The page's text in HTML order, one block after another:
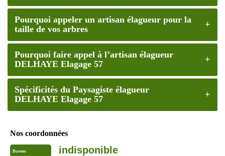
Pourquoi appeler un artisan élagueur pour la
taille de vos arbres
Pourquoi faire appel à l’artisan élagueur
DELHAYE Elagage 57
Spécificités du Paysagiste élagueur
DELHAYE Elagage 57
Nos coordonnées
Bureau indisponible